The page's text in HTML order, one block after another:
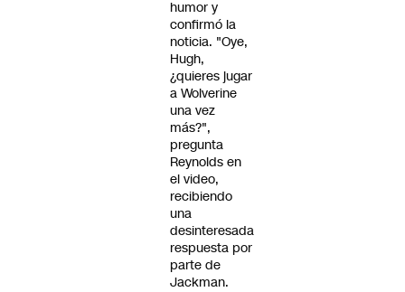
humor y
confirmó la
noticia. "Oye,
Hugh,
¿quieres jugar
a Wolverine
una vez
más?",
pregunta
Reynolds en
el video,
recibiendo
una
desinteresada
respuesta por
parte de
Jackman.